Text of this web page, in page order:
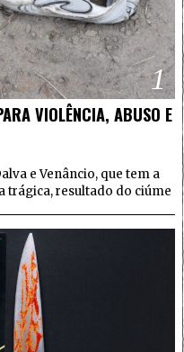
1
VIOLÊNCIA, ABUSO E
e Venâncio, que tem a
trágica, resultado do ciúme